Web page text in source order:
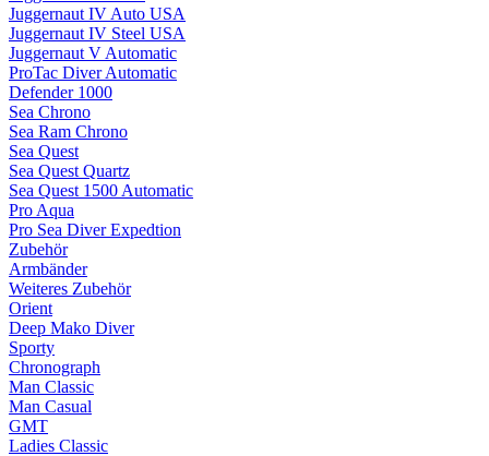
Juggernaut IV Auto USA
Juggernaut IV Steel USA
Juggernaut V Automatic
ProTac Diver Automatic
Defender 1000
Sea Chrono
Sea Ram Chrono
Sea Quest
Sea Quest Quartz
Sea Quest 1500 Automatic
Pro Aqua
Pro Sea Diver Expedtion
Zubehör
Armbänder
Weiteres Zubehör
Orient
Deep Mako Diver
Sporty
Chronograph
Man Classic
Man Casual
GMT
Ladies Classic